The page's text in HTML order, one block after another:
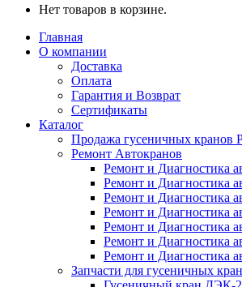
Нет товаров в корзине.
Главная
О компании
Доставка
Оплата
Гарантия и Возврат
Сертификаты
Каталог
Продажа гусеничных
Ремонт Автокранов
Ремонт и Диагностика
Ремонт и Диагностика
Ремонт и Диагностика
Ремонт и Диагностика
Ремонт и Диагностика
Ремонт и Диагностика
Ремонт и Диагностика
Запчасти для гусеничных